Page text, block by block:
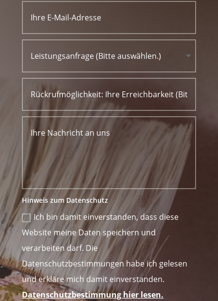
Hinweis zum Datenschutz
Ich bin damit einverstanden, dass diese
Website meine Daten speichern und
verarbeiten darf. Die
Datenschutzbestimmungen habe ich gelesen
und erkläre mich damit einverstanden.
Datenschutzbestimmung hier lesen.